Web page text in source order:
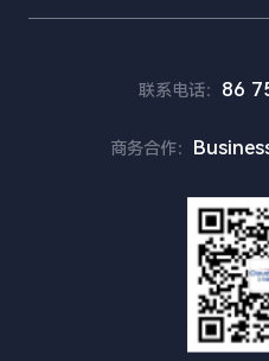
云电竞 · 网吧
元宇宙 · 文旅
联系电话： 86
商务合作：